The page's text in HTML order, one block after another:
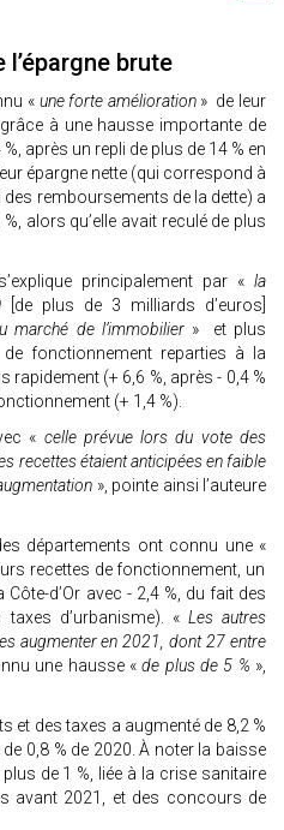
brute
«une forte amélioration» de leur
à une hausse importante de
après un repli de plus de 14 % en
épargne nette (qui correspond à
des remboursements de la dette) a
alors qu’elle avait reculé de plus
principalement par « la
[de plus de 3 milliards d’euros]
marché de l’immobilier» et plus
fonctionnement reparties à la
rapidement (+ 6,6 %, après - 0,4 %
(+ 1,4 %).
« celle prévue lors du vote des
recettes étaient anticipées en faible
», pointe ainsi l’auteure
départements ont connu une «
recettes de fonctionnement, un
d’Or avec - 2,4 %, du fait des
d’urbanisme). «Les autres
augmenter en 2021, dont 27 entre
une hausse « de plus de 5 % »,
et des taxes a augmenté de 8,2 %
0,8 % de 2020. À noter la baisse
de 1 %, liée à la crise sanitaire
avant 2021, et des concours de